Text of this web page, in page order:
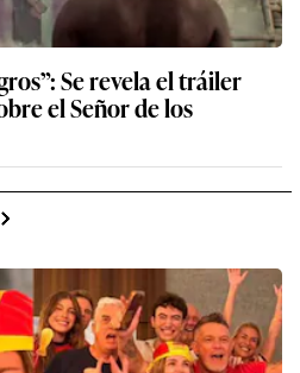
Se revela el tráiler
el Señor de los